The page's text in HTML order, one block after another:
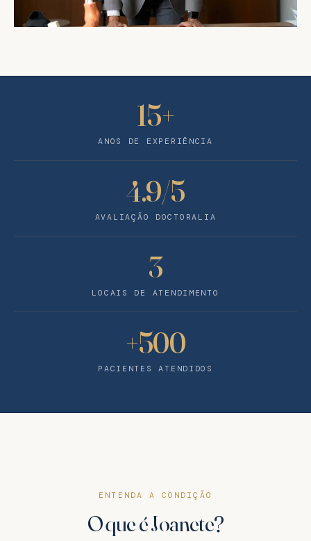
15+
ANOS DE EXPERIÊNCIA
4.9/5
AVALIAÇÃO DOCTORALIA
3
LOCAIS DE ATENDIMENTO
+500
PACIENTES ATENDIDOS
ENTENDA A CONDIÇÃO
O que é Joanete?